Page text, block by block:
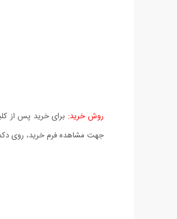
روش خرید: برای خرید پس از
جهت مشاهده فرم خرید، روی